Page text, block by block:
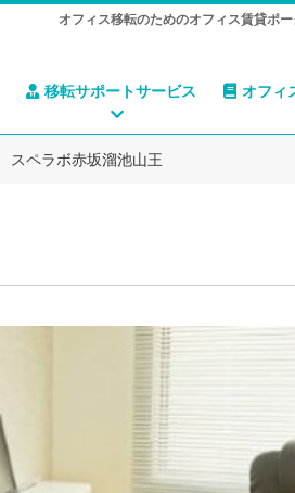
オフィス移転のためのオフィス賃貸ポ
移転サポートサービス オフィ
スペラボ赤坂溜池山王